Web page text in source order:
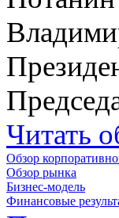
Читать
Обзор
Обзор рынка
Бизнес-модель
Финансовые